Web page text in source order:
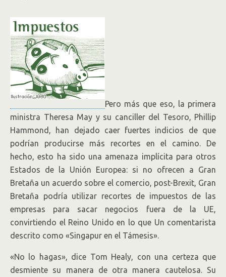
Pero más que eso, la primera
ministra Theresa May y su canciller del Tesoro, Phillip
Hammond, han dejado caer fuertes indicios de que
podrían producirse más recortes en el camino. De
hecho, esto ha sido una amenaza implícita para otros
Estados de la Unión Europea: si no ofrecen a Gran
Bretaña un acuerdo sobre el comercio, post-Brexit, Gran
Bretaña podría utilizar recortes de impuestos de las
empresas para sacar negocios fuera de la UE,
convirtiendo el Reino Unido en lo que Un comentarista
descrito como «Singapur en el Támesis».
«No lo hagas», dice Tom Healy, con una certeza que
desmiente su manera de otra manera cautelosa. Su